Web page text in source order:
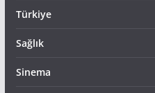
Türkiye
Sağlık
Sinema